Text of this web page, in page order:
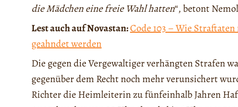
die Mädchen eine freie Wahl hatten“, betont
Lest auch auf Novastan:Code 103 – Wie
geahndet werden
Die gegen die Vergewaltiger verhängten Strafen
gegenüber dem Recht noch mehr verunsichert
Richter die Heimleiterin zu fünfeinhalb Jahren